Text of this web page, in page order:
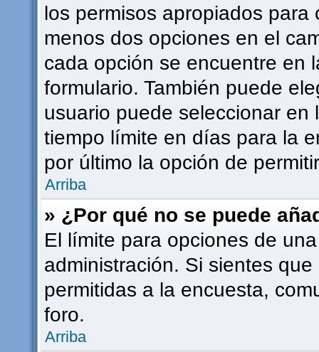
los permisos apropiados
menos dos opciones en el
cada opción se encuentre en
formulario. También puede
usuario puede seleccionar
tiempo límite en días para la
por último la opción de
Arriba
» ¿Por qué no se puede
El límite para opciones de
administración. Si sientes
permitidas a la encuesta,
foro.
Arriba